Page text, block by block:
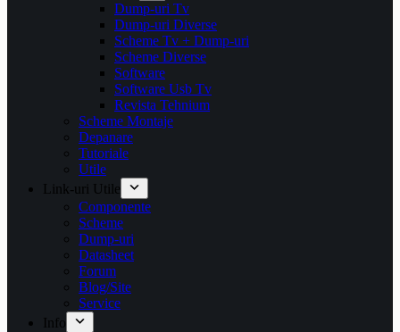
Dump-uri Tv
Dump-uri Diverse
Scheme Tv + Dump-uri
Scheme Diverse
Software
Software Usb Tv
Revista Tehnium
Scheme Montaje
Depanare
Tutoriale
Utile
Link-uri Utile
Componente
Scheme
Dump-uri
Datasheet
Forum
Blog/Site
Service
Info